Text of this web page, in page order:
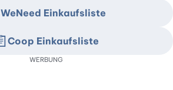
WeNeed Einkaufsliste
Coop Einkaufsliste
WERBUNG